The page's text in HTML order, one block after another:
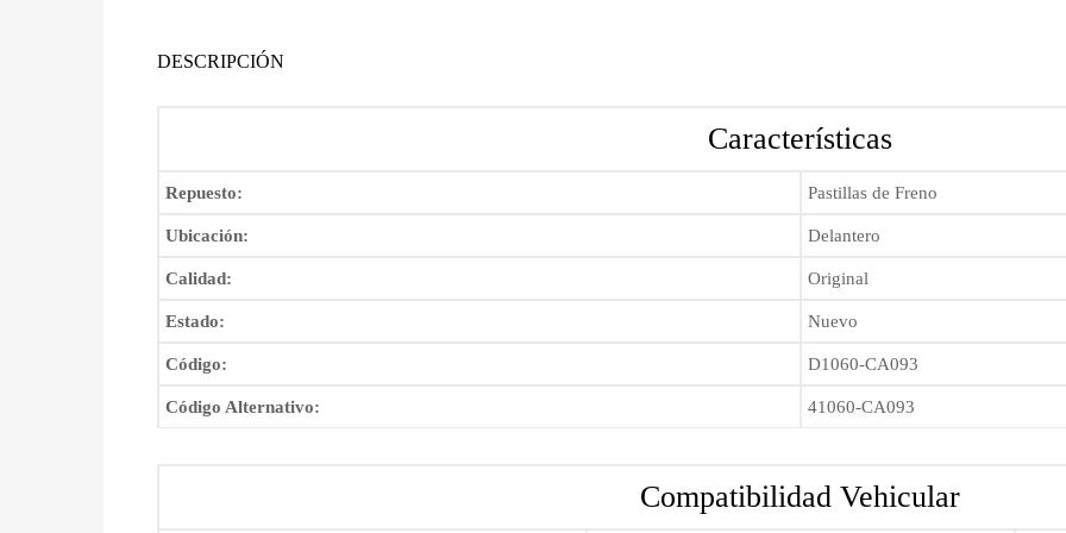
DESCRIPCIÓN
Características
Repuesto: Pastillas de Freno
Ubicación: Delantero
Calidad: Original
Estado: Nuevo
Código: D1060-CA093
Código Alternativo: 41060-CA093
Compatibilidad Vehicular